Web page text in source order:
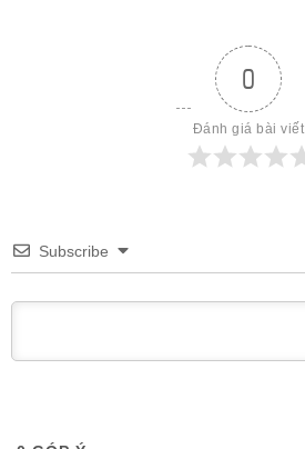
0
Đánh giá bài viết
Subscribe